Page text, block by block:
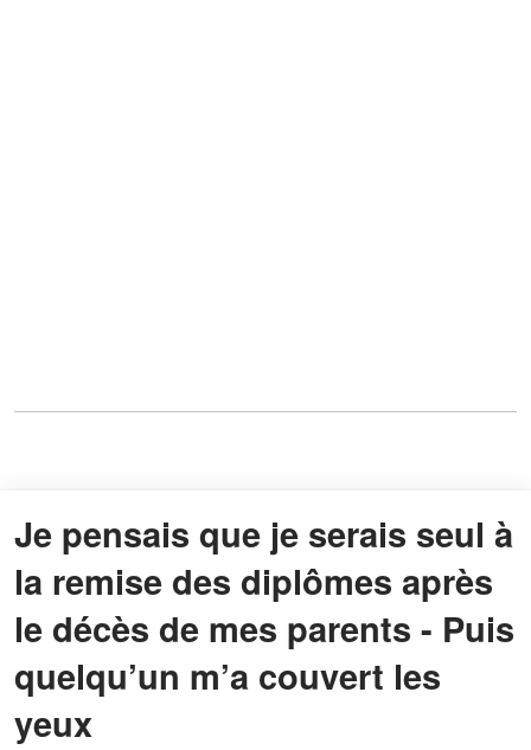
Je pensais que je serais seul à
la remise des diplômes après
le décès de mes parents - Puis
quelqu’un m’a couvert les
yeux